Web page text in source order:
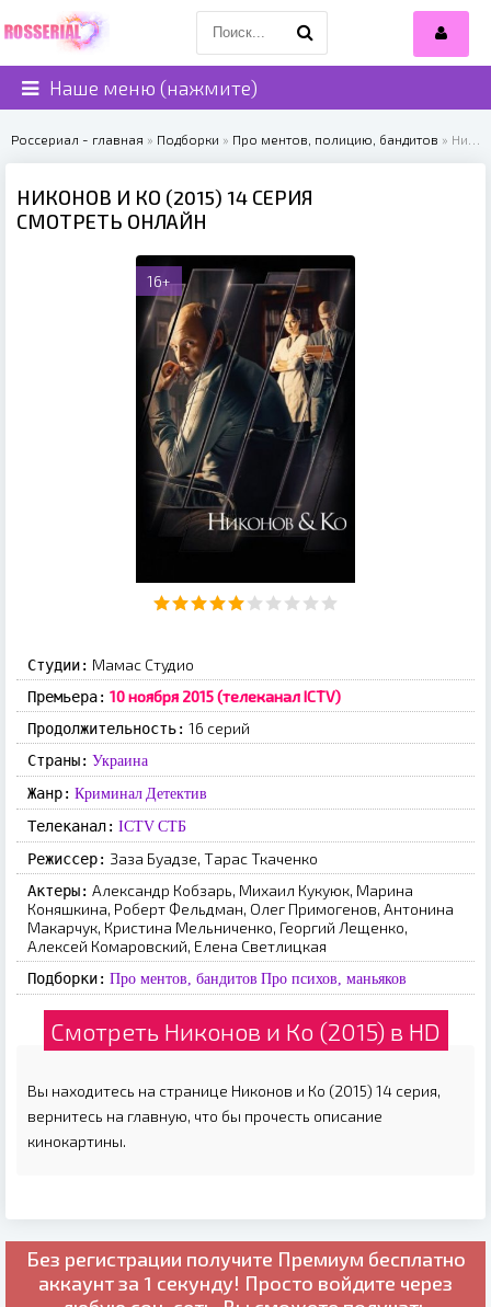
Наше меню (нажмите)
Россериал - главная » Подборки » Про ментов, полицию, бандитов » Никонов и Ко (2015)
НИКОНОВ И КО (2015) 14 СЕРИЯ
СМОТРЕТЬ ОНЛАЙН
16+
Студии: Мамас Студио
Премьера: 10 ноября 2015 (телеканал ICTV)
Продолжительность: 16 серий
Страны: Украина
Жанр: Криминал Детектив
Телеканал: ICTV СТБ
Режиссер: Заза Буадзе, Тарас Ткаченко
Актеры: Александр Кобзарь, Михаил Кукуюк, Марина
Коняшкина, Роберт Фельдман, Олег Примогенов, Антонина
Макарчук, Кристина Мельниченко, Георгий Лещенко,
Алексей Комаровский, Елена Светлицкая
Подборки: Про ментов, бандитов Про психов, маньяков
Смотреть Никонов и Ко (2015) в HD
Вы находитесь на странице Никонов и Ко (2015) 14 серия,
вернитесь на главную, что бы прочесть описание
кинокартины.
Без регистрации получите Премиум бесплатно
аккаунт за 1 секунду! Просто войдите через